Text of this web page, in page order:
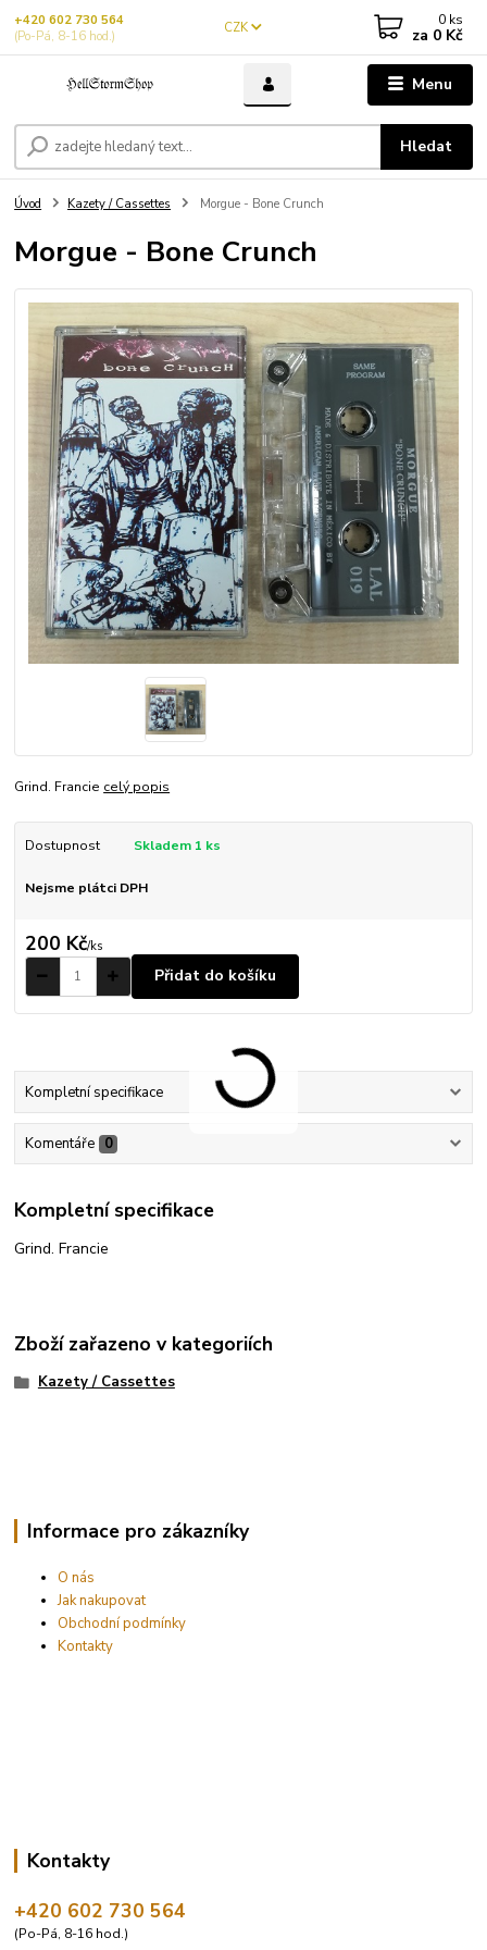
Menu
CZK
Hledat
+420 602 730 564
(Po-Pá, 8-16 hod.)
0 ks
za 0 Kč
Úvod Kazety / Cassettes Morgue - Bone Crunch
Morgue - Bone Crunch
Grind. Francie celý popis
Dostupnost Skladem 1 ks
Nejsme plátci DPH
200 Kč/ks
Přidat do košíku
Kompletní specifikace
Komentáře 0
Kompletní specifikace
Grind. Francie
Zboží zařazeno v kategoriích
Kazety / Cassettes
Informace pro zákazníky
O nás
Jak nakupovat
Obchodní podmínky
Kontakty
Kontakty
+420 602 730 564
(Po-Pá, 8-16 hod.)